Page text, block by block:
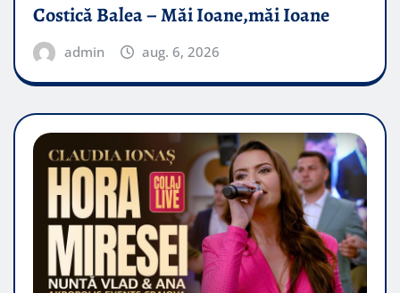
Costică Balea – Măi Ioane,măi Ioane
admin aug. 6, 2026